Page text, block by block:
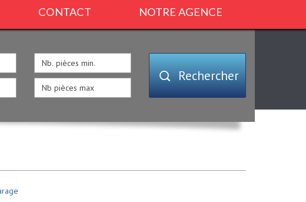
CONTACT NOTRE AGENCE
Rechercher